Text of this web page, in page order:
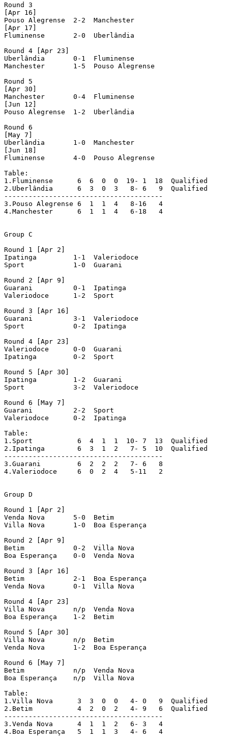
Round 3
[Apr 16]
Pouso Alegrense  2-2  Manchester
[Apr 17]
Fluminense  	 2-0  Uberlândia
Round 4 [Apr 23]
Uberlândia  	 0-1  Fluminense
Manchester  	 1-5  Pouso Alegrense
Round 5
[Apr 30]
Manchester  	 0-4  Fluminense
[Jun 12]
Pouso Alegrense  1-2  Uberlândia
Round 6
[May 7]
Uberlândia  	 1-0  Manchester
[Jun 18]
Fluminense  	 4-0  Pouso Alegrense
Table:
1.Fluminense 	  6  6  0  0  19- 1  18  Qualified
2.Uberlândia 	  6  3  0  3   8- 6   9  Qualified
---------------------------------------
3.Pouso Alegrense 6  1  1  4   8-16   4
4.Manchester 	  6  1  1  4   6-18   4
Group C
Round 1 [Apr 2]
Ipatinga  	 1-1  Valeriodoce
Sport  		 1-0  Guarani
Round 2 [Apr 9]
Guarani  	 0-1  Ipatinga
Valeriodoce  	 1-2  Sport
Round 3 [Apr 16]
Guarani  	 3-1  Valeriodoce
Sport  		 0-2  Ipatinga
Round 4 [Apr 23]
Valeriodoce  	 0-0  Guarani
Ipatinga  	 0-2  Sport
Round 5 [Apr 30]
Ipatinga  	 1-2  Guarani
Sport  		 3-2  Valeriodoce
Round 6 [May 7]
Guarani  	 2-2  Sport
Valeriodoce  	 0-2  Ipatinga
Table:
1.Sport		  6  4  1  1  10- 7  13  Qualified
2.Ipatinga 	  6  3  1  2   7- 5  10  Qualified
---------------------------------------
3.Guarani 	  6  2  2  2   7- 6   8
4.Valeriodoce 	  6  0  2  4   5-11   2
Group D
Round 1 [Apr 2]
Venda Nova 	 5-0  Betim
Villa Nova 	 1-0  Boa Esperança
Round 2 [Apr 9]
Betim 	 	 0-2  Villa Nova
Boa Esperança 	 0-0  Venda Nova
Round 3 [Apr 16]
Betim 	 	 2-1  Boa Esperança
Venda Nova 	 0-1  Villa Nova
Round 4 [Apr 23]
Villa Nova 	 n/p  Venda Nova
Boa Esperança 	 1-2  Betim
Round 5 [Apr 30]
Villa Nova 	 n/p  Betim
Venda Nova 	 1-2  Boa Esperança
Round 6 [May 7]
Betim 		 n/p  Venda Nova
Boa Esperança 	 n/p  Villa Nova
Table:
1.Villa Nova 	  3  3  0  0   4- 0   9  Qualified
2.Betim  	  4  2  0  2   4- 9   6  Qualified
---------------------------------------
3.Venda Nova  	  4  1  1  2   6- 3   4
4.Boa Esperança   5  1  1  3   4- 6   4